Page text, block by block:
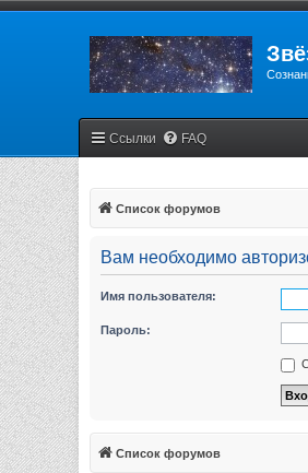
Ссылки FAQ
Список форумов
Вам необходимо
Имя пользователя:
Пароль:
Список форумов